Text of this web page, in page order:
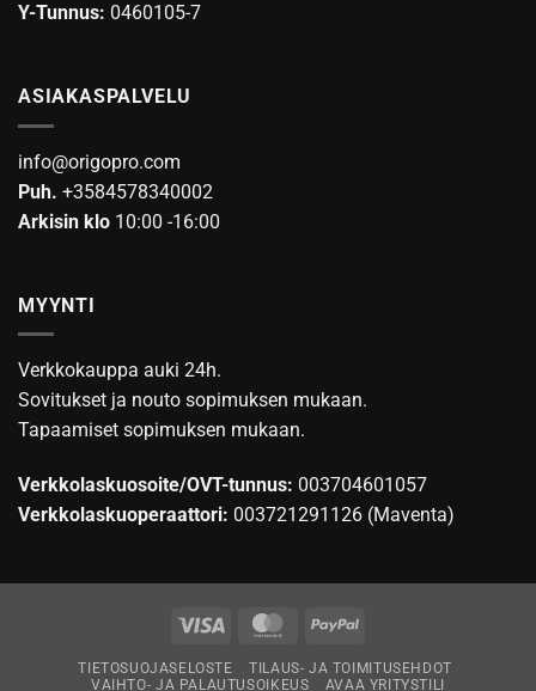
Y-Tunnus: 0460105-7
ASIAKASPALVELU
info@origopro.com
Puh. +3584578340002
Arkisin klo 10:00 -16:00
MYYNTI
Verkkokauppa auki 24h.
Sovitukset ja nouto sopimuksen mukaan.
Tapaamiset sopimuksen mukaan.
Verkkolaskuosoite/OVT-tunnus: 003704601057
Verkkolaskuoperaattori: 003721291126 (Maventa)
Visa MasterCardPayPal
TIETOSUOJASELOSTE
TILAUS- JA TOIMITUSEHDOT
VAIHTO- JA PALAUTUSOIKEUS
AVAA YRITYSTILI